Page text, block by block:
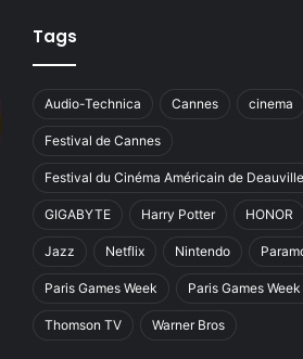
Tags
Audio-Technica Cannes cinema
Festival de Cannes
Festival du Cinéma Américain de Deauville
GIGABYTE Harry Potter HONOR
Jazz Netflix Nintendo
Paris Games Week Paris Games
Thomson TV Warner Bros